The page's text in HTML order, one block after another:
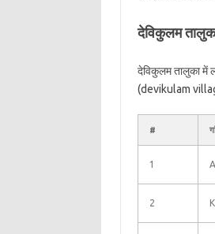
देविकुलम
देविकुलम तालुका में
(devikulam
#
1
2